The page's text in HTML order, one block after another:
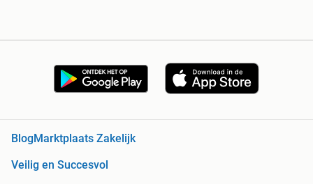
BlogMarktplaats Zakelijk
Veilig en Succesvol